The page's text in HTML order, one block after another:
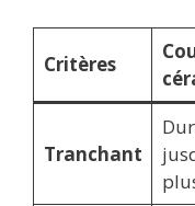
Critères
Tranchant